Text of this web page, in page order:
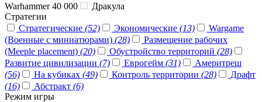
Warhammer 40 000
Дракула
Стратегии
Стратегические (52) Экономические (13)
Wargame
(Военные с миниатюрами) (28)
Размещение рабочих
(Meeple placement) (20) Обустройство территорий (28)
Развитие цивилизации (7) Еврогейм (31)
Америтреш
(56)
На кубиках (49) Контроль территории (28)
Драфт
(16)
Абстракт (6)
Режим игры